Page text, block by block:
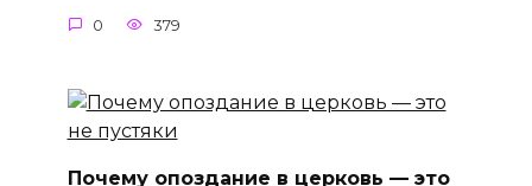
0 379
Почему опоздание в церковь — это